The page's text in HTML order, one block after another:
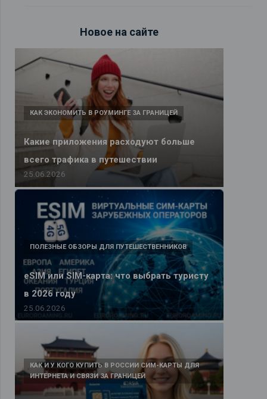
Новое на сайте
Какие приложения расходуют больше
всего трафика в путешествии
КАК ЭКОНОМИТЬ В РОУМИНГЕ ЗА ГРАНИЦЕЙ
25.06.2026
eSIM или SIM-карта: что выбрать туристу
в 2026 году
ПОЛЕЗНЫЕ ОБЗОРЫ ДЛЯ ПУТЕШЕСТВЕННИКОВ
25.06.2026
КАК И У КОГО КУПИТЬ В РОССИИ СИМ-КАРТЫ ДЛЯ
ИНТЕРНЕТА И СВЯЗИ ЗА ГРАНИЦЕЙ